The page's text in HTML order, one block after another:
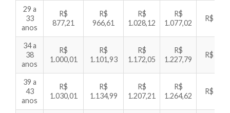
29 a
33
anos
R$
877,21
R$
966,61
R$
1.028,12
R$
1.077,02
R$
34 a
38
anos
R$
1.000,01
R$
1.101,93
R$
1.172,05
R$
1.227,79
R$
39 a
43
anos
R$
1.030,01
R$
1.134,99
R$
1.207,21
R$
1.264,62
R$